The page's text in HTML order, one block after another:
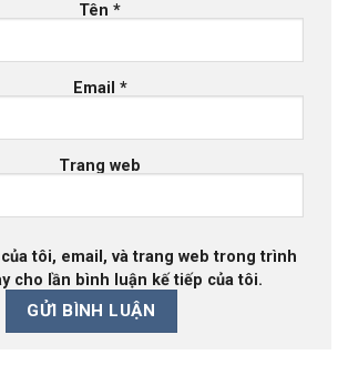
Tên *
Email *
Trang web
tôi, email, và trang web trong trình
cho lần bình luận kế tiếp của tôi.